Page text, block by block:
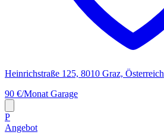
Heinrichstraße 125, 8010 Graz, Österreich
90 €/Monat Garage
P
Angebot